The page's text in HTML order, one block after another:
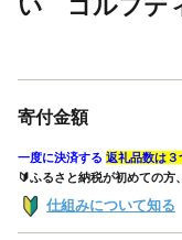
い ゴルフテ
寄付金額
一度に決済する 返礼品数は３
🔰ふるさと納税が初めての方
仕組みについて知る